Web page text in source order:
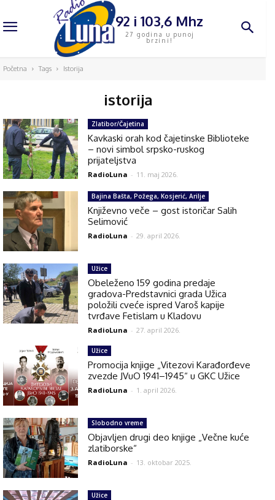
92 i 103,6 Mhz
27 godina u punoj
brzini!
Početna Tags Istorija
istorija
Zlatibor/Čajetina
Kavkaski orah kod čajetinske Biblioteke
– novi simbol srpsko-ruskog
prijateljstva
RadioLuna - 11. maj 2026.
Bajina Bašta, Požega, Kosjerić, Arilje
Književno veče – gost istoričar Salih
Selimović
RadioLuna - 29. april 2026.
Užice
Obeleženo 159 godina predaje
gradova-Predstavnici grada Užica
položili cveće ispred Varoš kapije
tvrđave Fetislam u Kladovu
RadioLuna - 27. april 2026.
Užice
Promocija knjige „Vitezovi Karađorđeve
zvezde JVuO 1941–1945“ u GKC Užice
RadioLuna - 1. april 2026.
Slobodno vreme
Objavljen drugi deo knjige „Večne kuće
zlatiborske“
RadioLuna - 13. oktobar 2025.
Užice